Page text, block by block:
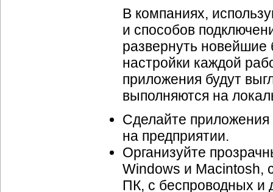
В компаниях,
и способов
развернуть новейшие
настройки каждой
приложения будут
выполняются на
Сделайте
на предприятии.
Организуйте
Windows и Macintosh,
ПК, с беспроводных и